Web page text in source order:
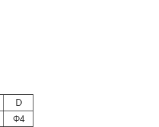
D
Φ4